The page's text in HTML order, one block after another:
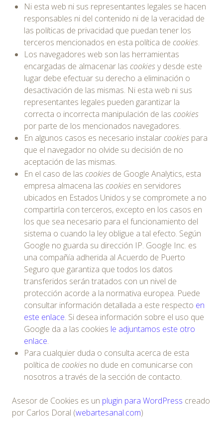
Ni esta web ni sus representantes legales se hacen
responsables ni del contenido ni de la veracidad de
las políticas de privacidad que puedan tener los
terceros mencionados en esta política de cookies.
Los navegadores web son las herramientas
encargadas de almacenar las cookiesy desde este
lugar debe efectuar su derecho a eliminación o
desactivación de las mismas. Ni esta web ni sus
representantes legales pueden garantizar la
correcta o incorrecta manipulación de las cookies
por parte de los mencionados navegadores.
En algunos casos es necesario instalar cookies para
que el navegador no olvide su decisión de no
aceptación de las mismas.
En el caso de las cookies de Google Analytics, esta
empresa almacena las cookies en servidores
ubicados en Estados Unidos y se compromete a no
compartirla con terceros, excepto en los casos en
los que sea necesario para el funcionamiento del
sistema o cuando la ley obligue a tal efecto. Según
Google no guarda su dirección IP. Google Inc. es
una compañía adherida al Acuerdo de Puerto
Seguro que garantiza que todos los datos
transferidos serán tratados con un nivel de
protección acorde a la normativa europea. Puede
consultar información detallada a este respecto en
este enlace. Si desea información sobre el uso que
Google da a las cookies le adjuntamos este otro
enlace.
Para cualquier duda o consulta acerca de esta
política de cookies no dude en comunicarse con
nosotros a través de la sección de contacto.
Asesor de Cookies es un plugin para WordPress creado
por Carlos Doral (webartesanal.com)